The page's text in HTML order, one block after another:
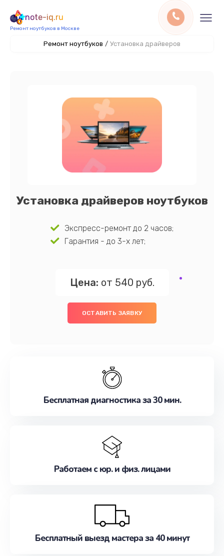
note-iq.ru
Ремонт ноутбуков в Москве
Ремонт ноутбуков / Установка драйверов
Установка драйверов ноутбуков
Экспресс-ремонт до 2 часов;
Гарантия - до 3-х лет;
Цена: от 540 руб.
ОСТАВИТЬ ЗАЯВКУ
Бесплатная диагностика за 30 мин.
Работаем с юр. и физ. лицами
Бесплатный выезд мастера за 40 минут